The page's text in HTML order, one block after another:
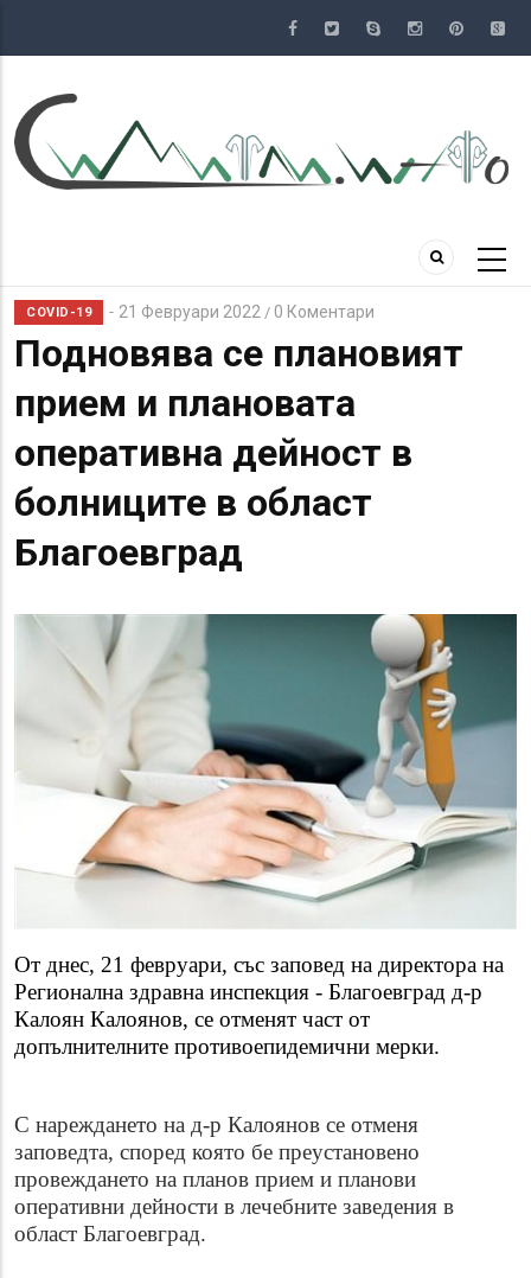
съдържание
COVID-19 21 Февруари 2022 / 0 Коментари
Подновява се плановият
прием и плановата
оперативна дейност в
болниците в област
Благоевград
От днес, 21 февруари, със заповед на директора на
Регионална здравна инспекция - Благоевград д-р
Калоян Калоянов, се отменят част от
допълнителните противоепидемични мерки.
С нареждането на д-р Калоянов се отменя
заповедта, според която бе преустановено
провеждането на планов прием и планови
оперативни дейности в лечебните заведения в
област Благоевград.